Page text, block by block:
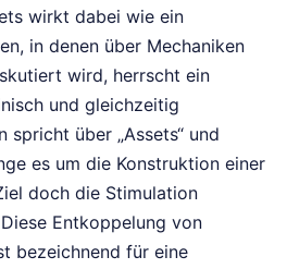
wirkt dabei wie ein
in denen über Mechaniken
wird, herrscht ein
und gleichzeitig
spricht über „Assets“ und
es um die Konstruktion einer
doch die Stimulation
Entkoppelung von
bezeichnend für eine